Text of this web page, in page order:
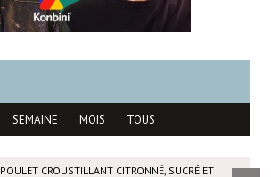
SEMAINE MOIS TOUS
POULET CROUSTILLANT CITRONNÉ, SUCRÉ ET